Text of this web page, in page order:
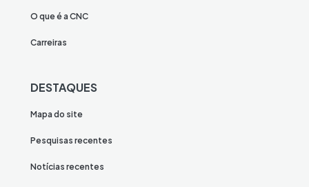
O que é a CNC
Carreiras
DESTAQUES
Mapa do site
Pesquisas recentes
Notícias recentes